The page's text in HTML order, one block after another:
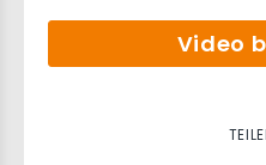
Video